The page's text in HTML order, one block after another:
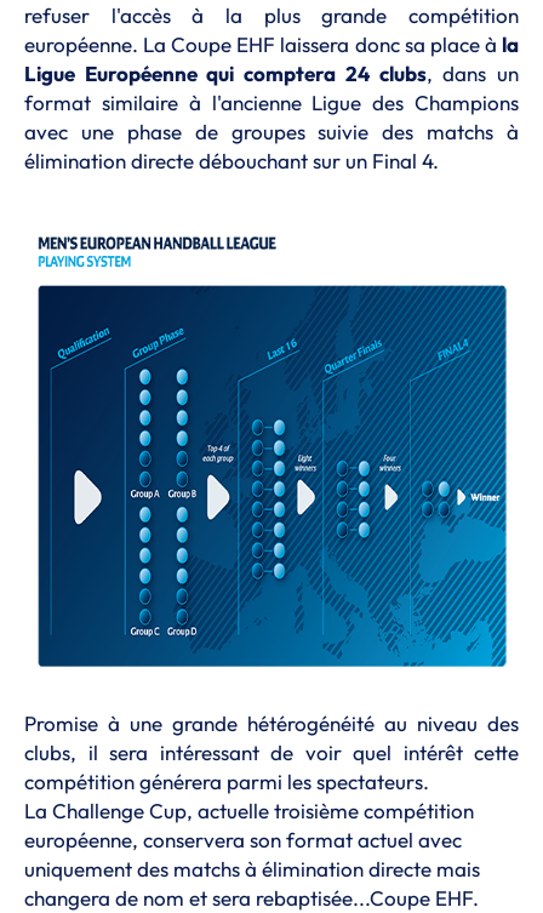
refuser l'accès à la plus grande compétition
européenne. La Coupe EHF laissera donc sa place à la
Ligue Européenne qui comptera 24 clubs, dans un
format similaire à l'ancienne Ligue des Champions
avec une phase de groupes suivie des matchs à
élimination directe débouchant sur un Final 4.
Promise à une grande hétérogénéité au niveau des
clubs, il sera intéressant de voir quel intérêt cette
compétition générera parmi les spectateurs.
La Challenge Cup, actuelle troisième compétition
européenne, conservera son format actuel avec
uniquement des matchs à élimination directe mais
changera de nom et sera rebaptisée...Coupe EHF.